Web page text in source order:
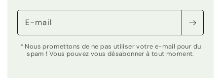
E-mail
* Nous promettons de ne pas utiliser votre e-mail pour du
spam ! Vous pouvez vous désabonner à tout moment.